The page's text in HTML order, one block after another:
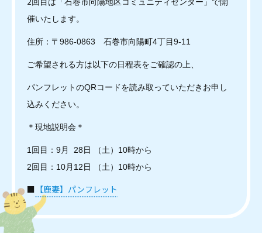
催いたします。
住所： 〒986-0863 石巻市向陽町4丁目9-11
ご希望される方は以下の日程表をご確認の上、
パンフレットのQRコードを読み取っていただきお申し
込みください。
＊現地説明会＊
1回目：9月 28日 （土）10時から
2回目：10月12日 （土）10時から
■ 【鹿妻】パンフレット